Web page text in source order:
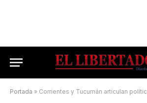
Portada » Corrientes y Tucumán articulan políticas de